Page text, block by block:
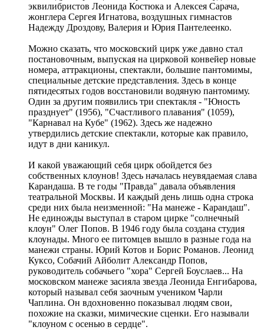
эквилибристов Леонида Костюка и Алексея Сарача,
жонглера Сергея Игнатова, воздушных гимнастов
Надежду Дроздову, Валерия и Юрия Пантелеенко.
Можно сказать, что московский цирк уже давно стал
постановочным, выпуская на цирковой конвейер новые
номера, аттракционы, спектакли, большие пантомимы,
специальные детские представления. Здесь в конце
пятидесятых годов восстановили водяную пантомиму.
Один за другим появились три спектакля - "Юность
празднует" (1956), "Счастливого плавания" (1059),
"Карнавал на Кубе" (1962). Здесь же надежно
утвердились детские спектакли, которые как правило,
идут в дни каникул.
И какой уважающий себя цирк обойдется без
собственных клоунов! Здесь началась неувядаемая слава
Карандаша. В те годы "Правда" давала объявления
театральной Москвы. И каждый день лишь одна строка
среди них была неизменной: "На манеже - Карандаш".
Не единожды выступал в старом цирке "солнечный
клоун" Олег Попов. В 1946 году была создана студия
клоунады. Много ее питомцев вышло в разные года на
манежи страны. Юрий Котов и Борис Романов. Леонид
Куксо, Собачий Айболит Александр Попов,
руководитель собачьего "хора" Сергей Боуслаев... На
московском манеже засияла звезда Леонида Енгибарова,
который называл себя заочным учеником Чарли
Чаплина. Он вдохновенно показывал людям свои,
похожие на сказки, мимические сценки. Его называли
"клоуном с осенью в сердце".